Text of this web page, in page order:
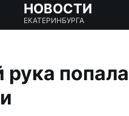
НОВОСТИ
ЕКАТЕРИНБУРГА